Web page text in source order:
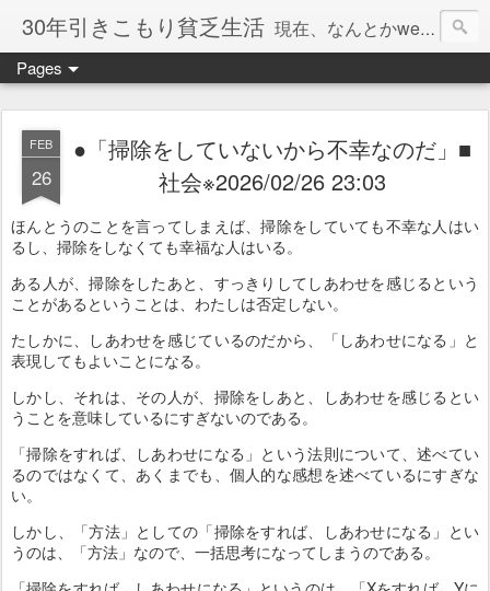
30年引きこもり貧乏生活 現在、なんとかweb系の仕事で食べています。このブログで扱う問題は「この世とはなにか」「人生とはなにか」「人間とはなにか」「強迫神経症の原因と解決法」「うつ病の原因と寄り添う方法」「家族の問題」などについてです。
Pages
FEB
26
●「掃除をしていないから不幸なのだ」■
社会※2026/02/26 23:03
ほんとうのことを言ってしまえば、掃除をしていても不幸な人はい
るし、掃除をしなくても幸福な人はいる。
ある人が、掃除をしたあと、すっきりしてしあわせを感じるという
ことがあるということは、わたしは否定しない。
たしかに、しあわせを感じているのだから、「しあわせになる」と
表現してもよいことになる。
しかし、それは、その人が、掃除をしあと、しあわせを感じるとい
うことを意味しているにすぎないのである。
「掃除をすれば、しあわせになる」という法則について、述べてい
るのではなくて、あくまでも、個人的な感想を述べているにすぎな
い。
しかし、「方法」としての「掃除をすれば、しあわせになる」とい
うのは、「方法」なので、一括思考になってしまうのである。